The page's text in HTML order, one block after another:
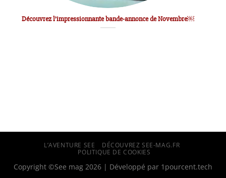
Découvrez l’impressionnante bande-annonce de Novembre￼
L’AVENTURE SEE
DÉCOUVREZ SEE-MAG.FR
POLITIQUE DE COOKIES
Copyright ©See mag 2026 | Développé par 1pourcent.tech